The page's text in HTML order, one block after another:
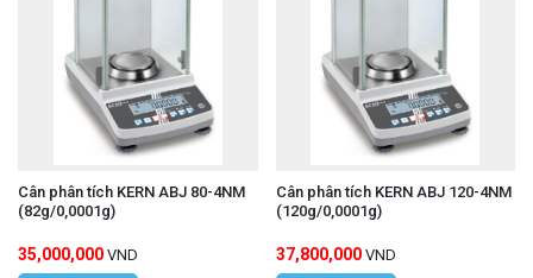
Cân phân tích KERN ABJ 80-4NM
(82g/0,0001g)
35,000,000 VND
Cân phân tích KERN ABJ 120-4NM
(120g/0,0001g)
37,800,000 VND